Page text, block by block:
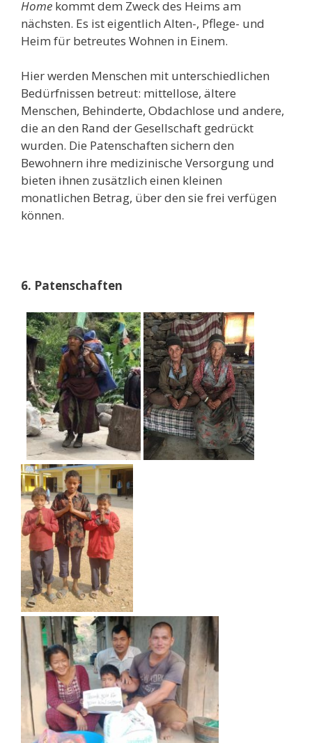
Home kommt dem Zweck des Heims am
nächsten. Es ist eigentlich Alten-, Pflege- und
Heim für betreutes Wohnen in Einem.
Hier werden Menschen mit unterschiedlichen
Bedürfnissen betreut: mittellose, ältere
Menschen, Behinderte, Obdachlose und andere,
die an den Rand der Gesellschaft gedrückt
wurden. Die Patenschaften sichern den
Bewohnern ihre medizinische Versorgung und
bieten ihnen zusätzlich einen kleinen
monatlichen Betrag, über den sie frei verfügen
können.
6. Patenschaften